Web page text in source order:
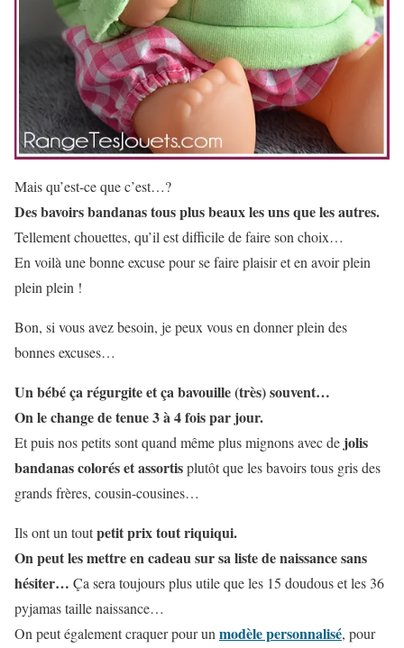
Mais qu’est-ce que c’est…?
Des bavoirs bandanas tous plus beaux les uns que les autres.
Tellement chouettes, qu’il est difficile de faire son choix…
En voilà une bonne excuse pour se faire plaisir et en avoir plein
plein plein !
Bon, si vous avez besoin, je peux vous en donner plein des
bonnes excuses…
Un bébé ça régurgite et ça bavouille (très) souvent…
On le change de tenue 3 à 4 fois par jour.
Et puis nos petits sont quand même plus mignons avec de jolis
bandanas colorés et assortisplutôt que les bavoirs tous gris des
grands frères, cousin-cousines…
Ils ont un toutpetit prix tout riquiqui.
On peut les mettre en cadeau sur sa liste de naissance sans
hésiter… Ça sera toujours plus utile que les 15 doudous et les 36
pyjamas taille naissance…
On peut également craquer pour unmodèle personnalisé, pour